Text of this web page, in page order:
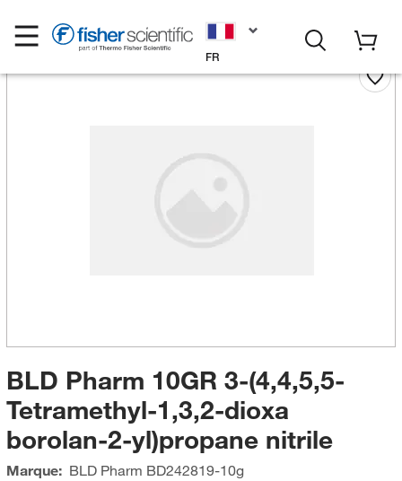
FR
BLD Pharm 10GR 3-(4,4,5,5-
Tetramethyl-1,3,2-dioxa
borolan-2-yl)propane nitrile
Marque: BLD Pharm BD242819-10g